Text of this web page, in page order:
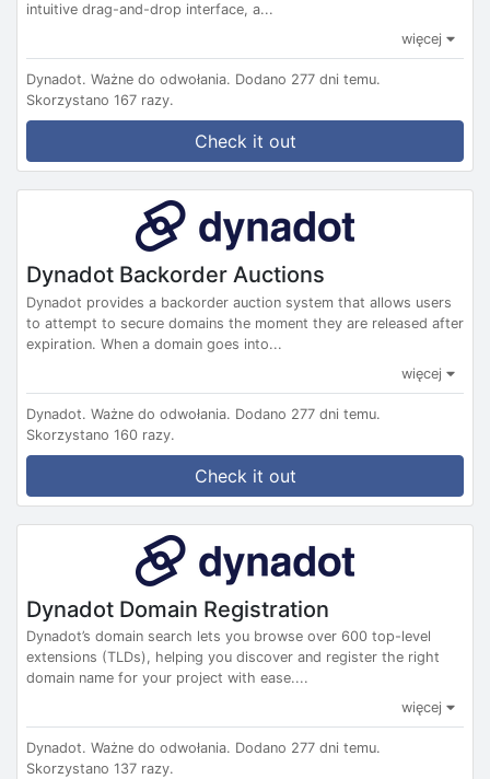
intuitive drag-and-drop interface, a...
więcej
Dynadot. Ważne do odwołania. Dodano 277 dni temu.
Skorzystano 167 razy.
Check it out
Dynadot Backorder Auctions
Dynadot provides a backorder auction system that allows users
to attempt to secure domains the moment they are released after
expiration. When a domain goes into...
więcej
Dynadot. Ważne do odwołania. Dodano 277 dni temu.
Skorzystano 160 razy.
Check it out
Dynadot Domain Registration
Dynadot’s domain search lets you browse over 600 top-level
extensions (TLDs), helping you discover and register the right
domain name for your project with ease....
więcej
Dynadot. Ważne do odwołania. Dodano 277 dni temu.
Skorzystano 137 razy.